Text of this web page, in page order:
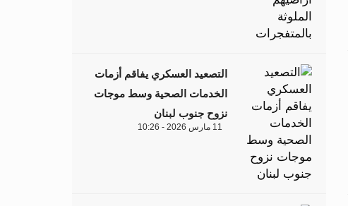
التصعيد العسكري يفاقم أزمات
الخدمات الصحية وسط موجات
نزوح جنوب لبنان
11 مارس 2026 - 10:26